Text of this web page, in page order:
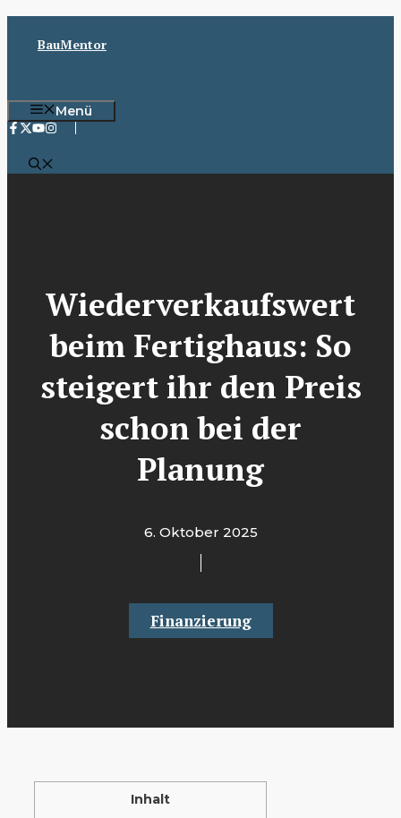
InhaltBauMentor
Menü
Wiederverkaufswert
beim Fertighaus: So
steigert ihr den Preis
schon bei der
Planung
6. Oktober 2025
Finanzierung
Inhalt